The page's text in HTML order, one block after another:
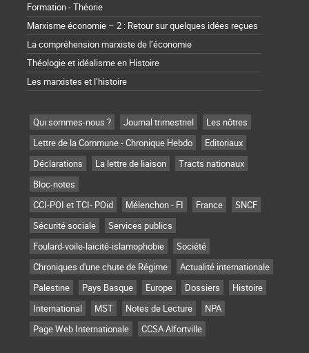
Formation - Théorie
Marxisme économie – 2 : Retour sur quelques idées reçues
La compréhension marxiste de l’économie
Théologie et idéalisme en Histoire
Les marxistes et l’histoire
Qui sommes-nous ? Journal trimestriel
Les nôtres
Lettre de la Commune - Chronique Hebdo
Editoriaux
Déclarations
La lettre de liaison
Tracts nationaux
Bloc-notes
CCI-POI et TCI- POid
Mélenchon - FI France
SNCF
Sécurité sociale
Services publics
Foulard-voile-laïcité-islamophobie
Société
Chroniques d'une chute de Régime
Actualité internationale
Palestine
Pays Basque Europe Dossiers
Histoire
International
MST Notes de Lecture
NPA
Page Web Internationale
CCSA Alfortville